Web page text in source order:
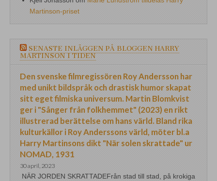
Martinson-priset
SENASTE INLÄGGEN PÅ BLOGGEN HARRY
MARTINSON I TIDEN
Den svenske filmregissören Roy Andersson har
med unikt bildspråk och drastisk humor skapat
sitt eget filmiska universum. Martin Blomkvist
ger i "Sånger från folkhemmet" (2023) en rikt
illustrerad berättelse om hans värld. Bland rika
kulturkällor i Roy Anderssons värld, möter bl.a
Harry Martinsons dikt "När solen skrattade" ur
NOMAD, 1931
30 april, 2023
NÄR JORDEN SKRATTADEFrån stad till stad, på krokiga